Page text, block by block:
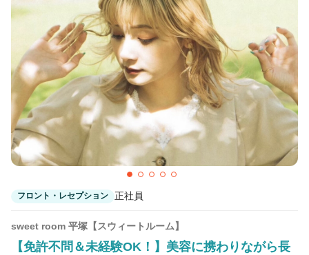
フロント・レセプション 正社員
sweet room 平塚【スウィートルーム】
【免許不問＆未経験OK！】美容に携わりながら長